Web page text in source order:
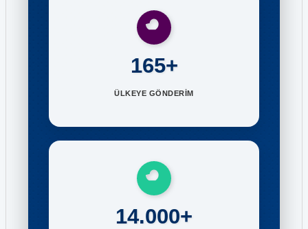
165+
ÜLKEYE GÖNDERİM
14.000+